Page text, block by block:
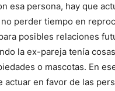
esa persona, hay que
perder tiempo en
posibles relaciones
la ex-pareja tenía
o mascotas. En
actuar en favor de las